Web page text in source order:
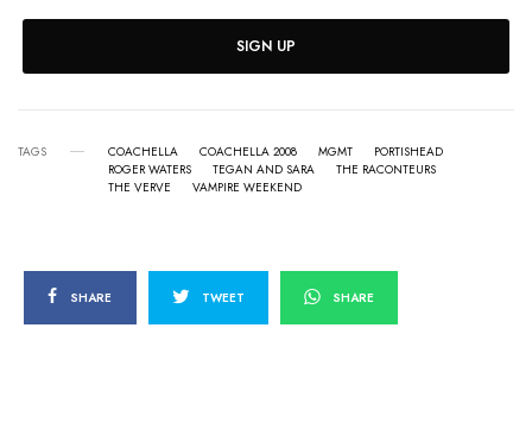
SIGN UP
TAGS COACHELLA COACHELLA 2008 MGMT
PORTISHEAD
ROGER WATERS
TEGAN AND SARA
THE RACONTEURS
THE VERVE
VAMPIRE WEEKEND
SHARE TWEET SHARE